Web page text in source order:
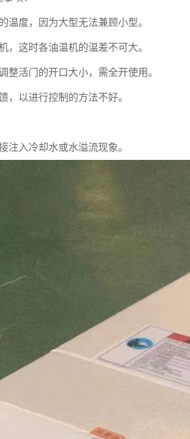
温度，因为大型无法兼顾小型。
，这时各油温机的温差不可大。
整活门的开口大小，需全开使用。
，以进行控制的方法不好。
注入冷却水或水溢流现象。